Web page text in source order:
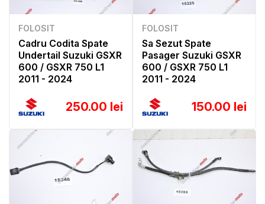
FOLOSIT
Cadru Codita Spate
Undertail Suzuki GSXR
600 / GSXR 750 L1
2011 - 2024
250.00 lei
FOLOSIT
Sa Sezut Spate
Pasager Suzuki GSXR
600 / GSXR 750 L1
2011 - 2024
150.00 lei